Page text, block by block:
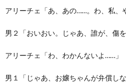
アリーチェ「あ、あの……。わ、私、
男２「おいおい。じゃあ、誰が、傷
アリーチェ「わ、わかんないよ……」
男１「じゃあ、お嬢ちゃんが弁償し